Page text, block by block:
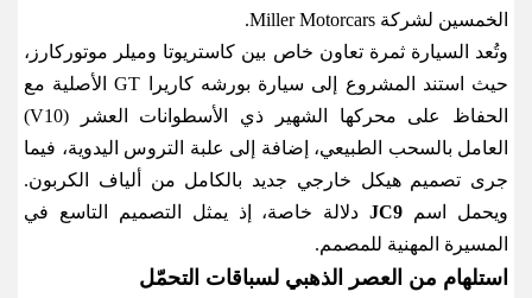
الخمسين لشركة
وتُعد السيارة ثمرة تعاون خاص بين كاستريوتا وميلر موتوركارز،
حيث استند المشروع إلى سيارة بورشه كاريرا
الأصلية مع
الحفاظ على محركها الشهير ذي الأسطوانات العشر
(V10)
العامل بالسحب الطبيعي، إضافة إلى علبة التروس اليدوية، فيما
جرى تصميم هيكل خارجي جديد بالكامل من ألياف الكربون.
ويحمل اسم JC9 دلالة خاصة، إذ يمثل التصميم التاسع في
المسيرة المهنية للمصمم.
استلهام من العصر الذهبي لسباقات التحمّل